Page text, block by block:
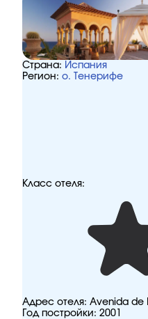
Страна: Испания
Регион: о. Тенерифе
Класс отеля:
Адрес отеля: Avenida de
Год постройки: 2001